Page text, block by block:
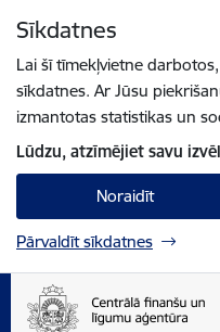
Sīkdatnes
Lai šī tīmekļvietne
sīkdatnes. Ar Jūsu
izmantotas statistikas un
Lūdzu, atzīmējiet savu
Noraidīt
Pārvaldīt sīkdatnes